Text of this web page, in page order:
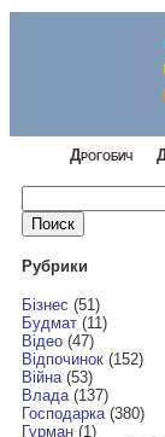
Дрогобич
Найти:
Рубрики
Бізнес (51)
Будмат(11)
Відео(47)
Відпочинок(152)
Війна(53)
Влада(137)
Господарка(380)
Гурман(1)